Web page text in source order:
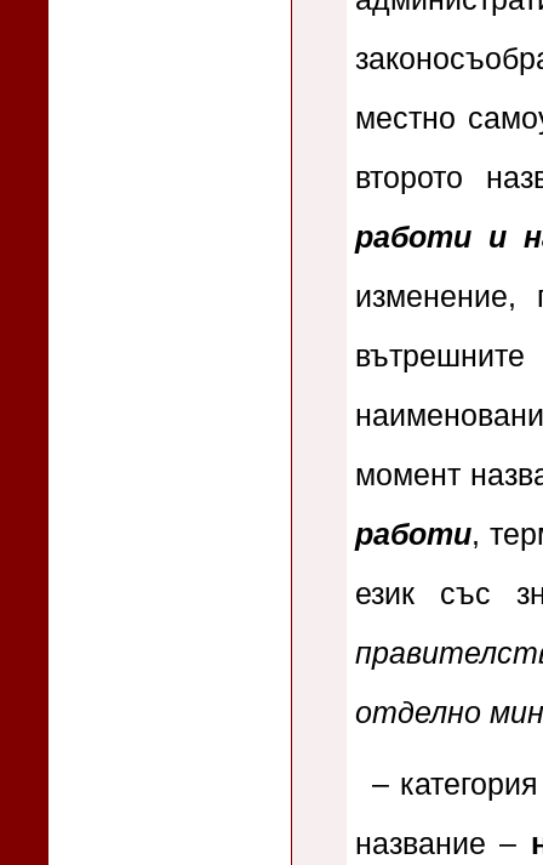
местно
второто
работи и
изменение,
момент
работи,
език със
отделно
–
название –